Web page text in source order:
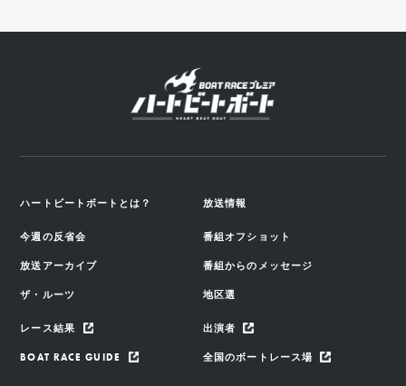
ハートビートボートとは？ 放送情報
今週の反省会 番組オフショット
放送アーカイブ 番組からのメッセージ
ザ・ルーツ 地区選
レース結果 出演者
BOAT RACE GUIDE 全国のボートレース場